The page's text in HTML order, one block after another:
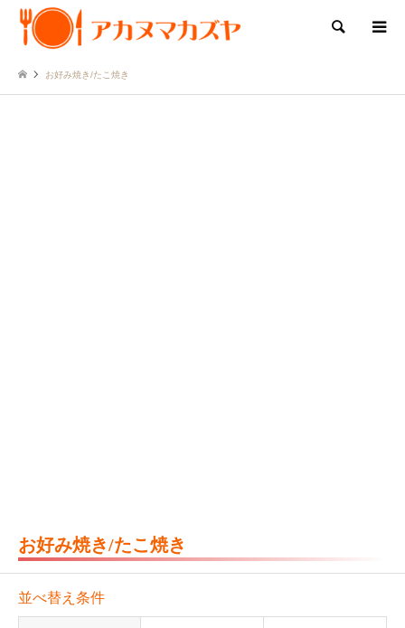
検索
お好み焼き/たこ焼き
お好み焼き/たこ焼き
並べ替え条件